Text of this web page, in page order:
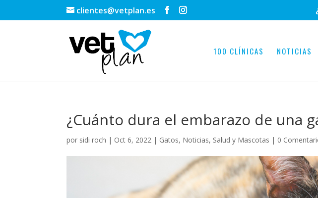
clientes@vetplan.es
100 CLÍNICAS NOTICIAS
¿Cuánto dura el embarazo de una
por sidi roch | Oct 6, 2022 | Gatos, Noticias, Salud y Mascotas | 0